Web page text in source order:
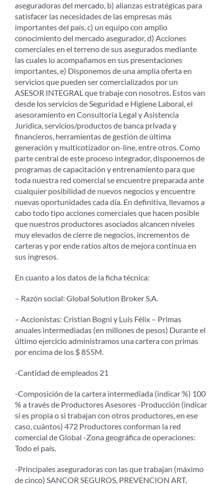
aseguradoras del mercado, b) alianzas estratégicas para
satisfacer las necesidades de las empresas más
importantes del país, c) un equipo con amplio
conocimiento del mercado asegurador, d) Acciones
comerciales en el terreno de sus asegurados mediante
las cuales lo acompañamos en sus presentaciones
importantes, e) Disponemos de una amplia oferta en
servicios que pueden ser comercializados por un
ASESOR INTEGRAL que trabaje con nosotros. Estos van
desde los servicios de Seguridad e Higiene Laboral, el
asesoramiento en Consultoría Legal y Asistencia
Jurídica, servicios/productos de banca privada y
financieros, herramientas de gestión de última
generación y multicotizador on-line, entre otros. Como
parte central de este proceso integrador, disponemos de
programas de capacitación y entrenamiento para que
toda nuestra red comercial se encuentre preparada ante
cualquier posibilidad de nuevos negocios y encuentre
nuevas oportunidades cada día. En definitiva, llevamos a
cabo todo tipo acciones comerciales que hacen posible
que nuestros productores asociados alcancen niveles
muy elevados de cierre de negocios, incrementos de
carteras y por ende ratios altos de mejora continua en
sus ingresos.
En cuanto a los datos de la ficha técnica:
– Razón social: Global Solution Broker S.A.
– Accionistas: Cristian Bogni y Luis Félix – Primas
anuales intermediadas (en millones de pesos) Durante el
último ejercicio administramos una cartera con primas
por encima de los $ 855M.
-Cantidad de empleados 21
-Composición de la cartera intermediada (indicar %) 100
% a través de Productores Asesores -Producción (indicar
si es propia o si trabajan con otros productores, en ese
caso, cuántos) 472 Productores conforman la red
comercial de Global -Zona geográfica de operaciones:
Todo el país.
-Principales aseguradoras con las que trabajan (máximo
de cinco) SANCOR SEGUROS, PREVENCION ART,